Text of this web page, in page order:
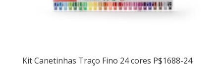
Kit Canetinhas Traço Fino 24 cores P$1688-24